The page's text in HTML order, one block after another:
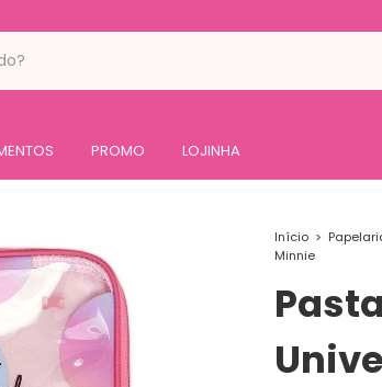
PROMO LOJINHA
Início >
Minnie